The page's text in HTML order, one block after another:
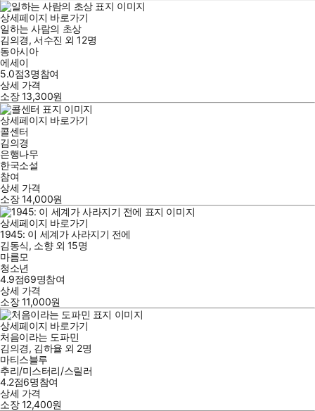
상세페이지 바로가기
일하는 사람의 초상
김의경, 서수진 외12명
동아시아
에세이
5.0점3명참여
상세 가격
소장13,300원
상세페이지 바로가기
콜센터
김의경
은행나무
한국소설
참여
상세 가격
소장14,000원
상세페이지 바로가기
1945: 이 세계가 사라지기 전에
김동식, 소향외 15명
마름모
청소년
4.9점69명참여
상세 가격
소장11,000원
상세페이지 바로가기
처음이라는 도파민
김의경, 김하율 외 2명
마티스블루
추리/미스터리/스릴러
4.2점6명참여
상세 가격
소장12,400원